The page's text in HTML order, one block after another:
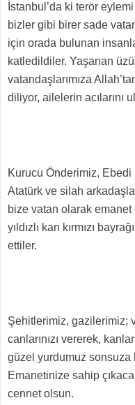
İstanbul’da ki terör
bizler gibi birer sade
için orada bulunan
katledildiler. Yaşanan
vatandaşlarımıza
diliyor, ailelerin acılarını
Kurucu Önderimiz,
Atatürk ve silah
bize vatan olarak
yıldızlı kan kırmızı
ettiler.
Şehitlerimiz, gazilerimiz;
canlarınızı vererek,
güzel yurdumuz sonsuza
Emanetinize sahip
cennet olsun.